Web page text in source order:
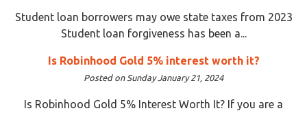
Student loan borrowers may owe state taxes from 2023
Student loan forgiveness has been a...
Is Robinhood Gold 5% interest worth it?
Posted on Sunday January 21, 2024
Is Robinhood Gold 5% Interest Worth It? If you are a